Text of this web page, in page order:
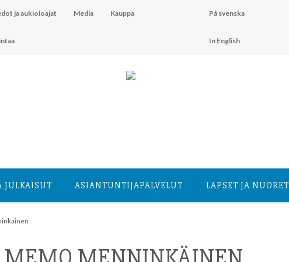
ja aukioloajat Media Kauppa På svenska
In English
JULKAISUT ASIANTUNTIJA­PALVELUT LAPSET JA NUORET